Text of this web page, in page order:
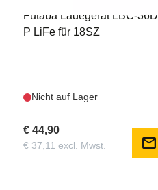
Futaba Ladegerät LBC-36D
P LiFe für 18SZ
Nicht auf Lager
€ 44,90
€ 37,11 excl. Mwst. mail